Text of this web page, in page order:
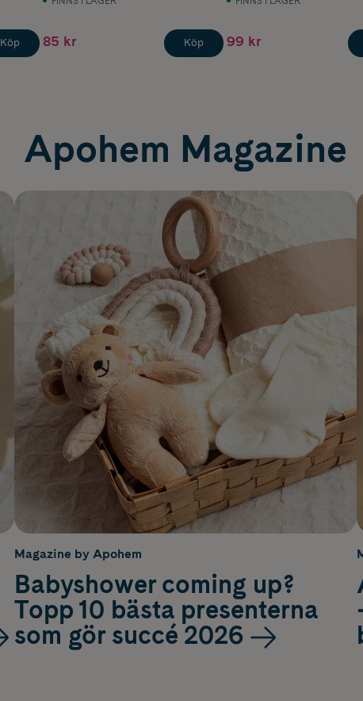
Köp 85 kr Köp 99 kr
Apohem Magazine
Magazine by Apohem
Babyshower coming up?
Topp 10 bästa presenterna
som gör succé 2026